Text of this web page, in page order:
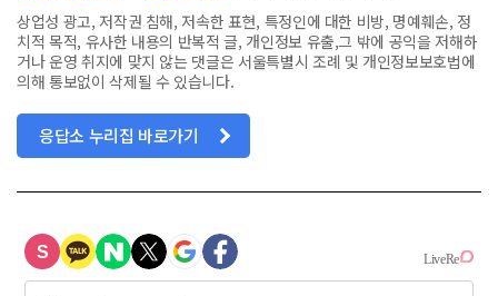
상업성 광고, 저작권 침해, 저속한 표현, 특정인에 대한 비방, 명예훼손, 정
치적 목적, 유사한 내용의 반복적 글, 개인정보 유출,그 밖에 공익을 저해하
거나 운영 취지에 맞지 않는 댓글은 서울특별시 조례 및 개인정보보호법에
의해 통보없이 삭제될 수 있습니다.
응답소 누리집 바로가기